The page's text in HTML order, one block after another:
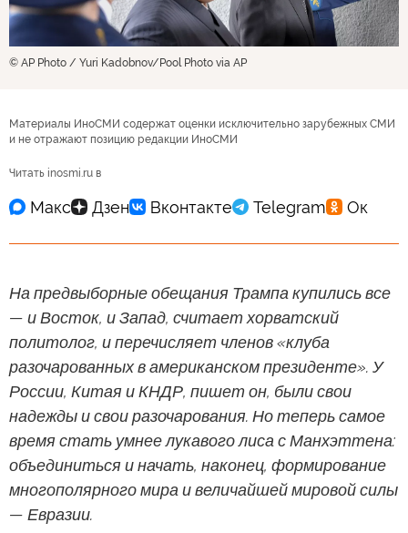
© AP Photo / Yuri Kadobnov/Pool Photo via AP
Материалы ИноСМИ содержат оценки исключительно зарубежных СМИ
и не отражают позицию редакции ИноСМИ
Читать inosmi.ru в
На предвыборные обещания Трампа купились все
— и Восток, и Запад, считает хорватский
политолог, и перечисляет членов «клуба
разочарованных в американском президенте». У
России, Китая и КНДР, пишет он, были свои
надежды и свои разочарования. Но теперь самое
время стать умнее лукавого лиса с Манхэттена:
объединиться и начать, наконец, формирование
многополярного мира и величайшей мировой силы
— Евразии.